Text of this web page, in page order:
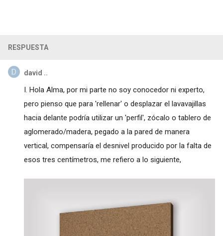
RESPUESTA
david ..
I. Hola Alma, por mi parte no soy conocedor ni experto,
pero pienso que para 'rellenar' o desplazar el lavavajillas
hacia delante podría utilizar un 'perfil', zócalo o tablero de
aglomerado/madera, pegado a la pared de manera
vertical, compensaría el desnivel producido por la falta de
esos tres centímetros, me refiero a lo siguiente,